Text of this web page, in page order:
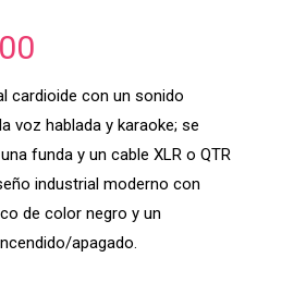
cardioide con un sonido
voz hablada y karaoke; se
funda y un cable XLR o QTR
industrial moderno con
de color negro y un
apagado.